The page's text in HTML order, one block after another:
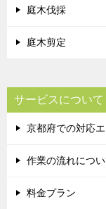
庭木伐採
庭木剪定
サービスについて
京都府での対応
作業の流れにつ
料金プラン